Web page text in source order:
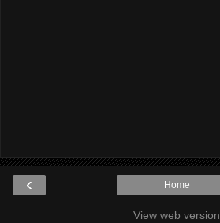
‹ Home
View web version